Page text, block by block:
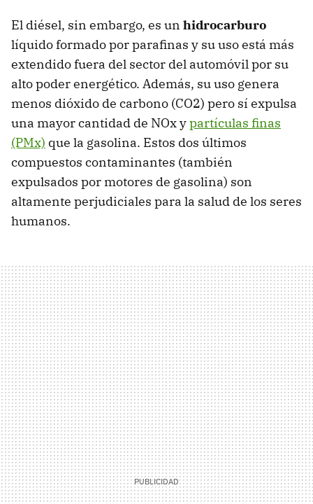
El diésel, sin embargo, es un hidrocarburo
líquido formado por parafinas y su uso está más
extendido fuera del sector del automóvil por su
alto poder energético. Además, su uso genera
menos dióxido de carbono (CO2) pero sí expulsa
una mayor cantidad de NOx ypartículas finas
(PMx) que la gasolina. Estos dos últimos
compuestos contaminantes (también
expulsados por motores de gasolina) son
altamente perjudiciales para la salud de los seres
humanos.